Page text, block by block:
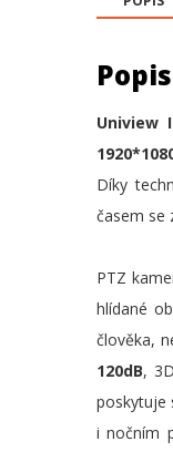
Popis
Uniview
Díky
časem se
PTZ
hlídané
člověka,
120dB,
poskytuje
i nočním